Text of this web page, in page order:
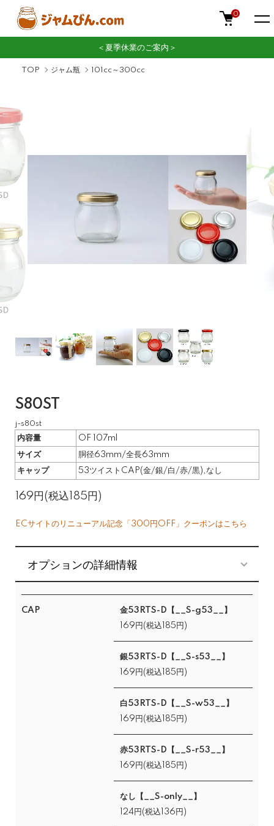
0
＜夏季休業のご案内＞
TOP ジャム瓶 101cc～300cc
S80ST
j-s80st
内容量
OF 107ml
サイズ
胴径63mm/全長63mm
キャップ
53ツイストCAP(金/銀/白/赤/黒),なし
169円(税込185円)
ECサイトのリニューアル記念「300円OFF」クーポンはこちら
オプションの詳細情報
CAP
金53RTS-D【__S-g53__】
169円(税込185円)
銀53RTS-D【__S-s53__】
169円(税込185円)
白53RTS-D【__S-w53__】
169円(税込185円)
赤53RTS-D【__S-r53__】
169円(税込185円)
なし【__S-only__】
124円(税込136円)